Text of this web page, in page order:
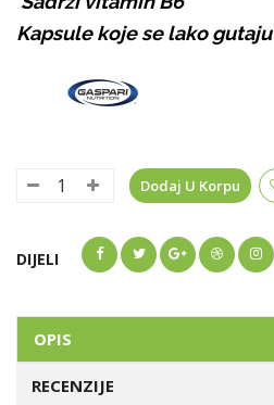
Kapsule koje se lako gutaju
Dodaj U Korpu
DIJELI
OPIS
RECENZIJE